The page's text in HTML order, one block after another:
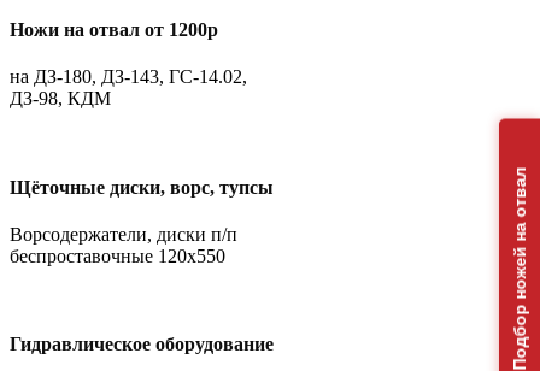
Ножи на отвал от 1200р
на ДЗ-180, ДЗ-143, ГС-14.02,
ДЗ-98, КДМ
Щёточные диски, ворс, тупсы
Ворсодержатели, диски п/п
беспроставочные 120х550
Гидравлическое оборудование Подбор ножей на отвал